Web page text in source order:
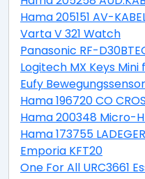
Hama 205151 AV-
Varta V 321 Watch
Panasonic RF-
Logitech MX Keys Mini
Eufy
Hama 196720 CO
Hama 200348 Micro-
Hama 173755
Emporia KFT20
One For All URC3661